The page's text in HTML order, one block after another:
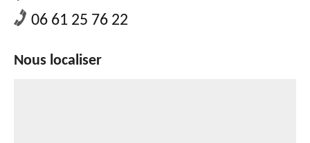
06 61 25 76 22
Nous localiser